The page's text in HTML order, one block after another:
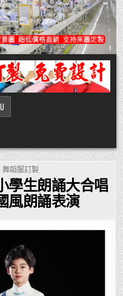
推薦,做班系校服定製價格,台灣香
工廠商
舞蹈服訂製
學生朗誦大合唱
風朗誦表演